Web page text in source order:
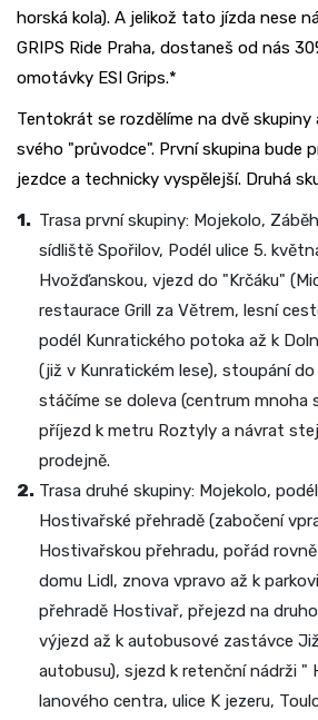
horská kola). A jelikož tato jízda nese
GRIPS Ride Praha, dostaneš od nás
omotávky ESI Grips.*
Tentokrát se rozdělíme na dvě skupiny
svého "průvodce". První skupina bude
jezdce a technicky vyspělejší. Druhá
Trasa první skupiny: Mojekolo,
sídliště Spořilov, Podél ulice 5.
Hvožďanskou, vjezd do "Krčáku"
restaurace Grill za Větrem, lesní
podél Kunratického potoka až k
(již v Kunratickém lese), stoupání
stáčíme se doleva (centrum mnoha
příjezd k metru Roztyly a návrat
prodejně.
Trasa druhé skupiny: Mojekolo,
Hostivařské přehradě (zabočení
Hostivařskou přehradu, pořád
domu Lidl, znova vpravo až k
přehradě Hostivař, přejezd na
výjezd až k autobusové zastávce
autobusu), sjezd k retenční nádrži "
lanového centra, ulice K jezeru,